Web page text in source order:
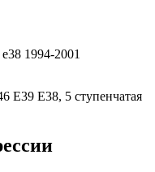
1994-2001
E38, 5 ступенчатая